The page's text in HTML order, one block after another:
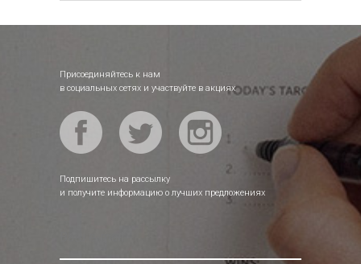
Присоединяйтесь к нам
в социальных сетях и участвуйте в акциях
Подпишитесь на рассылку
и получите информацию о лучших предложениях